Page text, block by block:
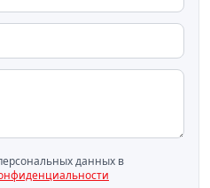
данных в